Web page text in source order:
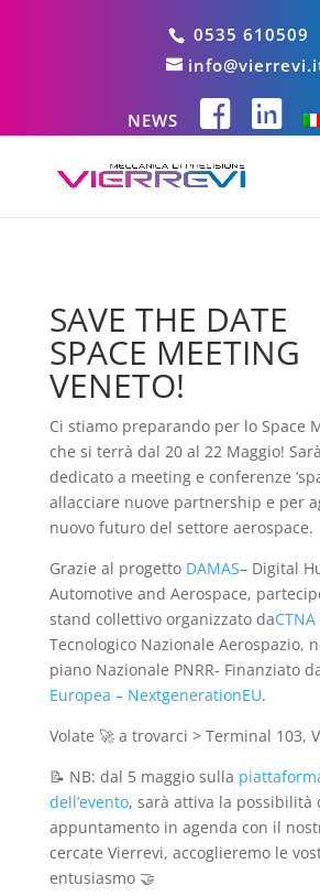
0535 610509
NEWS
SAVE THE DATE
SPACE MEETING
VENETO!
Ci stiamo preparando per lo Space
che si terrà dal 20 al 22 Maggio!
dedicato a meeting e conferenze
allacciare nuove partnership e per
nuovo futuro del settore aerospace.
Grazie al progetto DAMAS– Digital
Automotive and Aerospace,
stand collettivo organizzato daCTNA
Tecnologico Nazionale Aerospazio,
piano Nazionale PNRR- Finanziato
Europea – NextgenerationEU.
Volate 🚀 a trovarci > Terminal 103,
📝 NB: dal 5 maggio sulla
dell’evento, sarà attiva la possibilità
appuntamento in agenda con il
cercate Vierrevi, accoglieremo le
entusiasmo 🤝